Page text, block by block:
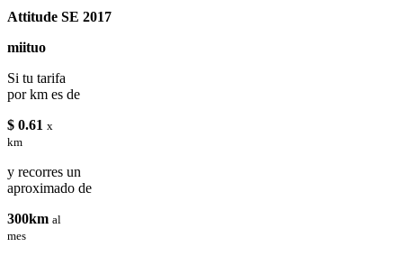
Attitude SE 2017
miituo
Si tu tarifa
por km es de
$ 0.61 x
km
y recorres un
aproximado de
300km al
mes